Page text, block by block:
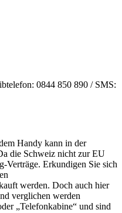
0844 850 890 / SMS:
Handy kann in der
die Schweiz nicht zur EU
Verträge. Erkundigen Sie sich
werden. Doch auch hier
verglichen werden
„Telefonkabine“ und sind